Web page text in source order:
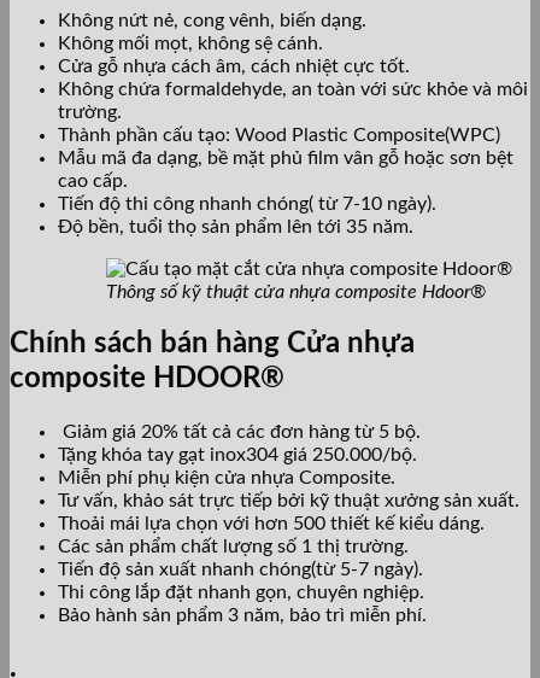
Không nứt nẻ, cong vênh, biến dạng.
Không mối mọt, không sệ cánh.
Cửa gỗ nhựa cách âm, cách nhiệt cực tốt.
Không chứa formaldehyde, an toàn với sức khỏe và môi
trường.
Thành phần cấu tạo: Wood Plastic Composite(WPC)
Mẫu mã đa dạng, bề mặt phủ film vân gỗ hoặc sơn bệt
cao cấp.
Tiến độ thi công nhanh chóng( từ 7-10 ngày).
Độ bền, tuổi thọ sản phẩm lên tới 35 năm.
Thông số kỹ thuật cửa nhựa composite Hdoor®
Chính sách bán hàng Cửa nhựa
composite HDOOR®
Giảm giá 20% tất cả các đơn hàng từ 5 bộ.
Tặng khóa tay gạt inox304 giá 250.000/bộ.
Miễn phí phụ kiện cửa nhựa Composite.
Tư vấn, khảo sát trực tiếp bởi kỹ thuật xưởng sản xuất.
Thoải mái lựa chọn với hơn 500 thiết kế kiểu dáng.
Các sản phẩm chất lượng số 1 thị trường.
Tiến độ sản xuất nhanh chóng(từ 5-7 ngày).
Thi công lắp đặt nhanh gọn, chuyên nghiệp.
Bảo hành sản phẩm 3 năm, bảo trì miễn phí.
.